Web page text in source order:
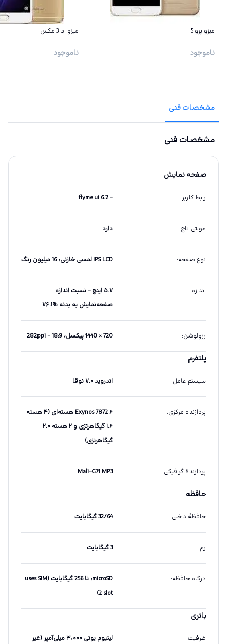
میزو پرو 5
ناموجود
میزو ام 3 مکس
ناموجود
مشخصات فنی
مشخصات فنی
صفحه نمایش
رابط کاربر:
- flyme ui 6.2
مولتی تاچ: دارد
نوع صفحه: IPS LCD لمسی خازنی، 16 میلیون رنگ
اندازه:
۵.۷ اینچ - نسبت اندازه
صفحه‌نمایش به بدنه %۷۶.۱
رزولوشن: 720 × 1440 پیکسل، 18:9 - 282ppi
پلتفرم
سیستم عامل: اندروید ۷.۰ نوقا
پردازنده مرکزی:
Exynos 7872 ۶ هسته‌ای (۴ هسته
۱.۶ گیگاهرتزی و ۲ هسته ۲.۰
گیگاهرتزی)
پردازندهٔ گرافیکی:
Mali-G71 MP3
حافظه
حافظهٔ داخلی: 32/64 گیگابایت
رم: 3 گیگابایت
درگاه حافظه:
microSD، تا 256 گیگابایت (uses SIM
2 slot)
باتری
ظرفیت: لیتیوم یونی ۳،۰۰۰ میلی‌آمپر (غیر